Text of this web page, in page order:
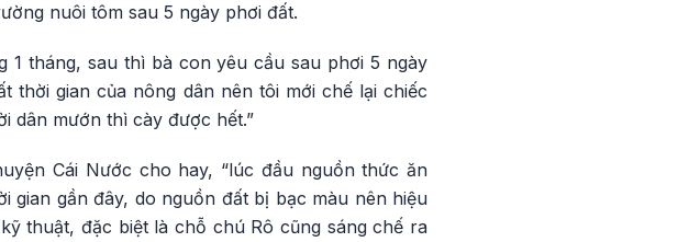
nuôi tôm sau 5 ngày phơi đất.
1 tháng, sau thì bà con yêu cầu sau phơi 5 ngày
gian của nông dân nên tôi mới chế lại chiếc
dân mướn thì cày được hết.”
Cái Nước cho hay, “lúc đầu nguồn thức ăn
gian gần đây, do nguồn đất bị bạc màu nên hiệu
thuật, đặc biệt là chỗ chú Rô cũng sáng chế ra